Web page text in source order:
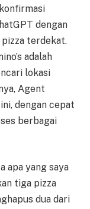
dengan
terdekat.
adalah
lokasi
Agent
dengan cepat
berbagai
apa yang saya
tiga pizza
dua dari